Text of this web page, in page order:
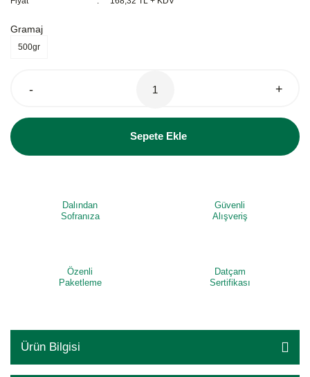
Gramaj
500gr
- +
Sepete Ekle
Dalından
Sofranıza
Güvenli
Alışveriş
Özenli
Paketleme
Datçam
Sertifikası
Ürün Bilgisi